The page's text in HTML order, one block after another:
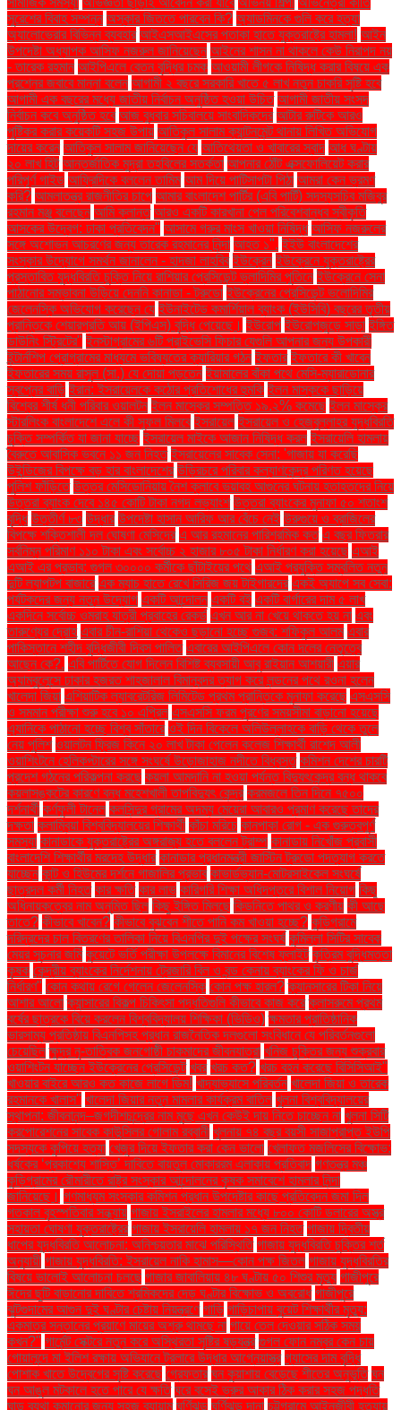
সুরেশের বিবাহ সম্পন্ন অস্কার জিততে পারবেন কি? অ্যাডমিনকে গুলি করে হত্যা
অ্যালোভেরার বিভিন্ন ব্যবহার আইএসআইএসের পতাকা হাতে যুক্তরাষ্ট্রে হামলা! আইন
উপদেষ্টা অধ্যাপক আসিফ নজরুল জানিয়েছেন আইনের শাসন না থাকলে কেউ নিরাপদ নয়
- তারেক রহমান আইপিএলে বেতন বৃদ্ধির চমক আওয়ামী লীগকে নিষিদ্ধ করার বিষয়ে এক
প্রশ্নের জবাবে মান্না বলেন আগামী ২ বছরে সরকারি খাতে ৫ লাখ নতুন চাকরি সৃষ্টি হবে
আগামী এক বছরের মধ্যে জাতীয় নির্বাচন অনুষ্ঠিত হওয়া উচিত আগামী জাতীয় সংসদ
নির্বাচন কবে অনুষ্ঠিত হবে আজ বুধবার সচিবালয়ে সাংবাদিকদের আটার রুটিকে আরও
পুষ্টিকর করার কয়েকটি সহজ উপায় আতিকুল সালাম ক্যান্টনমেন্ট থানায় লিখিত অভিযোগ
দায়ের করেন আতিকুল সালাম জানিয়েছেন যে আতিথেয়তা ও খাবারের স্বাদ আধ ঘণ্টায়
২০ লাখ হিট আন্তর্জাতিক মুদ্রা তহবিলের সতর্কতা আপনার ঠোঁট এক্সফোলিয়েট করার
পরিপূর্ণ গাইড আফ্রিদিকে বললেন তামিম আম দিয়ে পাটিসাপটা পিঠা আমরা কেন ভ্রমণ
করি? আমলাতন্ত্র রাজনীতির চাপে আমার বাংলাদেশ পার্টির (এবি পার্টি) সদস্যসচিব মজিবুর
রহমান মঞ্জু বলেছেন আমি ক্লান্ত আরও একটি কারখানা পেল পরিবেশবান্ধব স্বীকৃতি
আসকের উদ্বেগ: ঢাকা প্রতিবেদন" আসামে গরুর মাংস খাওয়া নিষিদ্ধ আসিফ নজরুলের
সঙ্গে অশোভন আচরণের জন্য তারেক রহমানের নিন্দা আহত ১". ইইউ বাংলাদেশের
সংস্কার উদ্যোগে সমর্থন জানালেন - হাদজা লাহবিব ইউক্রেন ইউক্রেনে যুক্তরাষ্ট্রের
প্রস্তাবিত যুদ্ধবিরতি চুক্তি নিয়ে রাশিয়ার প্রেসিডেন্ট ভ্লাদিমির পুতিনে ইউক্রেনে সেনা
পাঠানোর সম্ভাবনা উড়িয়ে দেননি কানাডা - ট্রুডো ইউক্রেনের প্রেসিডেন্ট ভলোদিমির
জেলেনস্কি অভিযোগ করেছেন যে ইউনাইটেড কমার্শিয়াল ব্যাংক (ইউসিবি) বছরের তৃতীয়
প্রান্তিকে শেয়ারপ্রতি আয় (ইপিএস) বৃদ্ধি পেয়েছে। ইউরোপ ইউরোপজুড়ে সাড়া ইঙ্গিত
ডাউনিং স্ট্রিটের" ইনস্টাগ্রামের ৬টি প্রাইভেসি ফিচার যেগুলি আপনার জন্য উপকারী
ইন্টার্নশিপ প্রোগ্রামের মাধ্যমে ভবিষ্যতের ক্যারিয়ার গঠন ইফতার ইফতারে কী খাবেন
ইফতারের সময় রাসুল (সা.) যে দোয়া পড়তেন ইয়ামালের বাঁকা পথে মেসি-ম্যারাডোনার
স্বপ্নের বাড়ি ইরান: ইসরায়েলকে কঠোর প্রতিশোধের হুমকি ইলন মাস্ককে ছাড়িয়ে
বিশ্বের শীর্ষ ধনী পরিবার ওয়ালটন ইলন মাস্কের সম্পত্তি ১৯.২% কমেছে ইলন মাস্কের
স্টারলিংক বাংলাদেশে এলে কী সুফল মিলবে ইসরায়েল ইসরায়েল ও হেজবুল্লাহর যুদ্ধবিরতি
চুক্তি সম্পর্কিত যা জানা যাচ্ছে ইসরায়েল মাইকে আজান নিষিদ্ধ করল ইসরায়েলি হামলায়
বৈরুতে আবাসিক ভবনে ১১ জন নিহত ইসরায়েলের সাবেক সেনা: 'গাজায় যা করেছি
উইন্ডিজের বিপক্ষে বড় হার বাংলাদেশের উড়িরচরে পরিবার কল্যাণকেন্দ্র পরিণত হয়েছে
পুলিশ ফাঁড়িতে উত্তর মেসিডোনিয়ায় নৈশ ক্লাবে ভয়াবহ আগুনের ঘটনায় হতাহতদের নিয়ে
উত্তরা ব্যাংক দেবে ১৪৫ কোটি টাকা নগদ লভ্যাংশ উত্তরা ব্যাংকের মুনাফা ৫০ শতাংশ
বৃদ্ধি উত্তীর্ণ ৮৩ উদ্ধার উপদেষ্টা হাসান আরিফ আর বেঁচে নেই উরুগুয়ে ও ব্রাজিলের
বিপক্ষে শক্তিশালী দল ঘোষণা মেসিদের এ আর রহমানের পারিশ্রমিক কত এ বছর ফিতরার
সর্বনিম্ন পরিমাণ ১১০ টাকা এবং সর্বোচ্চ ২ হাজার ৮০৫ টাকা নির্ধারণ করা হয়েছে এআই
এআই এর প্রভাব: গুগল ৩০০০০ কর্মীকে ছাঁটাইয়ের পথে এআই প্রযুক্তি সম্বলিত নতুন
দুটি ল্যাপটপ বাজারে এক ম্যাচ হাতে রেখে সিরিজ জয় টাইগারদের একই অ্যাপে সব সেবা:
পর্যটকদের জন্য নতুন উদ্যোগ একটি আন্দোলন একটি বই একটি বার্গারের দাম ৫ লাখ
একদিনে সর্বোচ্চ ওমরাহ যাত্রী প্রবাহের রেকর্ড এখন আর না খেয়ে থাকতে হয় না এবং
তারুণ্যের দ্রোহ এবার চীন-রাশিয়া থেকেও ছড়ানো হচ্ছে গুজব: শফিকুল আলম এবার
পাকিস্তানে শহীদ বুদ্ধিজীবী দিবস পালিত এবারের আইপিএলে কোন দলের নেতৃত্বে
আছেন কে?. এবি পার্টিতে যোগ দিলেন বিশিষ্ট ব্যবসায়ী আবু রাইয়ান আশয়ারী এয়ার
অ্যাম্বুলেন্সে ঢাকার হজরত শাহজালাল বিমানবন্দর ত্যাগ করে লন্ডনের পথে রওনা হলেন
খালেদা জিয়া এশিয়াটিক ল্যাবরেটরিজ লিমিটেড প্রথম প্রান্তিকে মুনাফা করেছে এসএসসি
ও সমমান পরীক্ষা শুরু হবে ১০ এপ্রিল এসএসসি ফরম পূরণের সময়সীমা বাড়ানো হয়েছে
এ্যানিকে পাঠানো হচ্ছে বিশ্ব সাঁতারে ওই দিন বিকেলে অলিউল্লাহকে বাড়ি থেকে তুলে
নেয় পুলিশ ওয়ালটন ফ্রিজ কিনে ২০ লাখ টাকা পেলেন কলেজ শিক্ষার্থী রাশেদ আলী
ওয়াশিংটনে হেলিকপ্টারের সঙ্গে সংঘর্ষে উড়োজাহাজ নদীতে বিধ্বস্ত কমিশন দেশের চারটি
প্রদেশ গঠনের পরিকল্পনা করছে কয়লা আমদানি না হওয়া পর্যন্ত বিদ্যুৎকেন্দ্র বন্ধ থাকবে
কয়লাসঙ্কটের কারণে বন্ধ মহেশখালী তাপবিদ্যুৎ কেন্দ্র করমজলে তিন দিনে ৭৫০০
দর্শনার্থী কর্ণফুলী টানেল কলসিন্দুর গ্রামের অদম্য মেয়েরা আবারও প্রমাণ করেছে তাদের
দক্ষতা কলাম্বিয়া বিশ্ববিদ্যালয়ের শিক্ষার্থী কাঁচা মরিচে কানপাকা রোগ - এক গুরুত্বপুর্ণ
সমস্যা কানাডাকে যুক্তরাষ্ট্রের অঙ্গরাজ্য হতে বললেন ট্রাম্প কানাডায় নিখোঁজ প্রবাসী
বাংলাদেশি শিক্ষার্থীর মরদেহ উদ্ধার কানাডার প্রধানমন্ত্রী জাস্টিন ট্রুডো পদত্যাগ করতে
যাচ্ছেন কান্ট ও হিউমের দর্শনে গাজালির প্রভাব কাভার্ডভ্যান-মোটরসাইকেল সংঘর্ষে
ছাত্রদল কর্মী নিহত কার ক্ষতি কার লাভ কারিগরি শিক্ষা অধিদপ্তরে বিশাল নিয়োগ কিছু
অধিনায়কত্বের নাম অনুমিত ছিল কিছু ইঙ্গিত মিলছে কিডনিতে পাথর ও করণীয় কী আছে
তাতে? কীভাবে খাবেন? কীভাবে বুঝবেন শীতে পানি কম খাওয়া হচ্ছে? কুড়িগ্রামে
দরিদ্রদের চাল বিতরণের তালিকা নিয়ে বিএনপির দুই পক্ষের সংঘর্ষ কুমিল্লা সিটির সাবেক
মেয়র সূচনার জমি কুয়েটে ভর্তি পরীক্ষা উপলক্ষে বিমানের বিশেষ ফ্লাইট কৃত্রিম বুদ্ধিমত্তা
কৃষক কেন্দ্রীয় ব্যাংকের নির্দেশনায় ট্রেজারি বিল ও বন্ড কেনায় ব্যাংকের ফি ও চার্জ
নির্ধারণ" কোন কথায় রেগে গেলেন জেলেনস্কি কোন পক্ষ হারল? ক্যানসারের টিকা নিয়ে
আশার আলো ক্যান্সারের বিকল্প চিকিৎসা পদ্ধতিগুলি কীভাবে কাজ করে ক্লাসরুমে প্রথম
বর্ষের ছাত্রকে বিয়ে করলেন বিশ্ববিদ্যালয় শিক্ষিকা (ভিডিও) ক্ষমতার প্রাতিষ্ঠানিক
ভারসাম্য প্রতিষ্ঠায় বিএনপিসহ প্রধান রাজনৈতিক দলগুলো সংবিধানে যে পরিবর্তনগুলো
চেয়েছিল ক্ষুদ্র নৃ-তাত্বিক জনগোষ্ঠী চাকমাদের জীবনযাত্রা খনিজ চুক্তির জন্য শুক্রবার
ওয়াশিংটন যাচ্ছেন ইউক্রেনের প্রেসিডেন্ট খবর খরচ কত? খরচ বহন করেছে বিসিসিআই"
খাওয়ার বাইরে আরও কত কাজে লাগে ডিম! খাদ্যাভ্যাসে পরিবর্তন খালেদা জিয়া ও তারেক
রহমানকে খালাস'' খালেদা জিয়ার নতুন মামলার কার্যক্রম বাতিল খুলনা বিশ্ববিদ্যালয়ের
স্থাপনা: জীবনানন্দ–জগদীশচন্দ্রের নাম মুছে এখন কেউই দায় নিতে চাচ্ছেন না খুলনা সিটি
করপোরেশনের সাবেক কাউন্সিলর গোলাম রব্বানী খুলনায় ৭৪ বছর বয়সী সাজাপ্রাপ্ত ইউপি
সদস্যকে কুপিয়ে হত্যা খেজুর দিয়ে ইফতার করা কেন ভালো খেলাফত মজলিসের বিক্ষোভ:
ধর্ষকের ‘প্রকাশ্যে শাস্তি’ দাবিতে বায়তুল মোকাররম এলাকায় প্রতিবাদ গণতন্ত্র মঞ্চ
কুড়িগ্রামের রৌমারীতে রাষ্ট্র সংস্কার আন্দোলনের কৃষক সমাবেশে হামলার নিন্দা
জানিয়েছে। গণমাধ্যম সংস্কার কমিশন প্রধান উপদেষ্টার কাছে প্রতিবেদন জমা দিল
গতকাল বৃহস্পতিবার সন্ধ্যায় গাজায় ইসরাইলের হামলার মধ্যে ৮০০ কোটি ডলারের অস্ত্র
সহায়তা ঘোষণা যুক্তরাষ্ট্রের গাজায় ইসরায়েলি হামলায় ১৭ জন নিহত গাজায় দ্বিতীয়
ধাপের যুদ্ধবিরতি আলোচনা: অনিশ্চয়তার মাঝে পরিস্থিতি গাজায় যুদ্ধবিরতি চুক্তির শর্ত
অনুযায়ী গাজায় যুদ্ধবিরতি: ইসরায়েল নাকি হামাস—কোন পক্ষ জিতল গাজায় যুদ্ধবিরতির
বিষয়ে ভালোই আলোচনা চলছে গাজার জাবালিয়ায় ৪৮ ঘণ্টায় ৫০ শিশুর মৃত্যু গাজীপুরে
ঈদের ছুটি বাড়ানোর দাবিতে শ্রমিকদের দেড় ঘণ্টার বিক্ষোভ ও অবরোধ গাজীপুরে
ঝুটগুদামের আগুন দুই ঘণ্টার চেষ্টায় নিয়ন্ত্রণে গাড়ি গাড়িচাপায় বুয়েট শিক্ষার্থীর মৃত্যু:
একমাত্র সন্তানের প্রয়াণে মায়ের অশ্রু থামছে না গায়ে তেল দেওয়ার সঠিক সময়
কখন?" গার্মেন্ট সেক্টরে নতুন করে অস্থিরতা সৃষ্টির ষড়যন্ত্র গুগল ফোন নম্বর কেন চায়
গোয়ালন্দে মা ইলিশ রক্ষায় অভিযানে ট্রলারে উদ্ধার আগ্নেয়াস্ত্র গ্যাসের দাম বৃদ্ধি
পোশাক খাতে উদ্বেগের সৃষ্টি করেছে গ্রেফতার ঘন কুয়াশায় বেড়েছে শীতের অনুভূতি ঘন
ঘন আঙুল মটকালে হতে পারে যে ক্ষতি ঘরে বসেই ভ্রুর আকার ঠিক করার সহজ পদ্ধতি
ঘাড় ব্যথা কমানোর জন্য সহজ ব্যায়াম ঘূর্ণিঝড় ঘূর্ণিঝড় দানা চট্টগ্রামে আইনজীবী হত্যায়